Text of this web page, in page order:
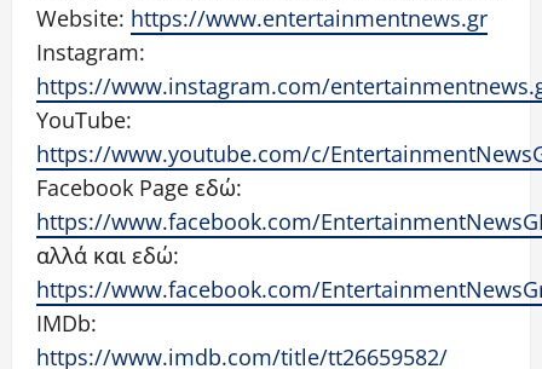
Website: https://www.entertainmentnews.gr
Instagram:
https://www.instagram.com/
YouTube:
https://www.youtube.com/c/
Facebook Page εδώ:
https://www.facebook.com/
αλλά και εδώ:
https://www.facebook.com/
IMDb:
https://www.imdb.com/title/tt26659582/